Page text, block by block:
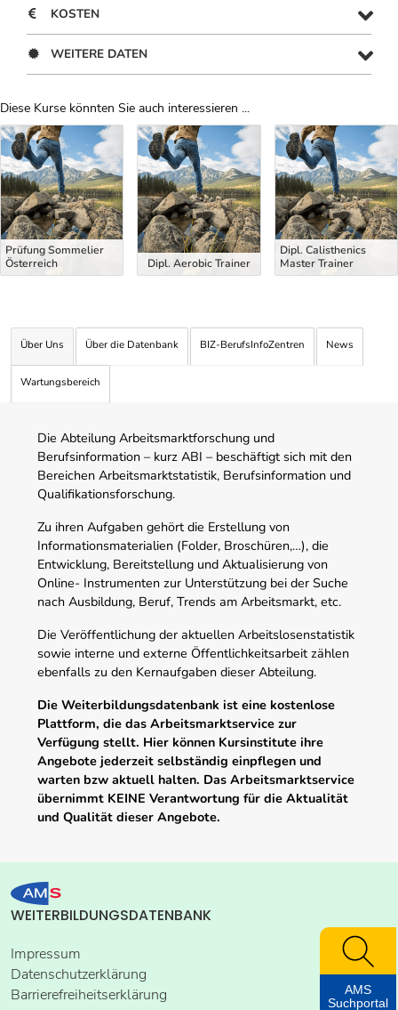
KOSTEN
WEITERE DATEN
Diese Kurse könnten Sie auch interessieren ...
Uber Weiterbildungsvorschläge
Prüfung Sommelier
Österreich
Dipl. Aerobic Trainer
Dipl. Calisthenics
Master Trainer
Über Uns Über die Datenbank BIZ-BerufsInfoZentren News
Wartungsbereich
Die Abteilung Arbeitsmarktforschung und
Berufsinformation – kurz ABI – beschäftigt sich mit den
Bereichen Arbeitsmarktstatistik, Berufsinformation und
Qualifikationsforschung.
Zu ihren Aufgaben gehört die Erstellung von
Informationsmaterialien (Folder, Broschüren,…), die
Entwicklung, Bereitstellung und Aktualisierung von
Online- Instrumenten zur Unterstützung bei der Suche
nach Ausbildung, Beruf, Trends am Arbeitsmarkt, etc.
Die Veröffentlichung der aktuellen Arbeitslosenstatistik
sowie interne und externe Öffentlichkeitsarbeit zählen
ebenfalls zu den Kernaufgaben dieser Abteilung.
Die Weiterbildungsdatenbank ist eine kostenlose
Plattform, die das Arbeitsmarktservice zur
Verfügung stellt. Hier können Kursinstitute ihre
Angebote jederzeit selbständig einpflegen und
warten bzw aktuell halten. Das Arbeitsmarktservice
übernimmt KEINE Verantwortung für die Aktualität
und Qualität dieser Angebote.
WEITERBILDUNGSDATENBANK
Impressum
Datenschutzerklärung
Barrierefreiheitserklärung
AMS
Suchportal